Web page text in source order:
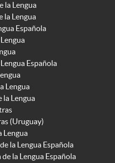
la Lengua
la Lengua
Española
Española
Lengua
la Lengua
(Uruguay)
Lengua
la Lengua Española
la Lengua Española